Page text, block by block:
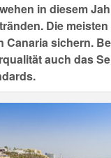
in diesem
Die
Canaria sichern.
auch das